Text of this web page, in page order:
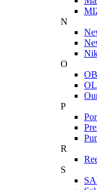
N
O
P
R
S